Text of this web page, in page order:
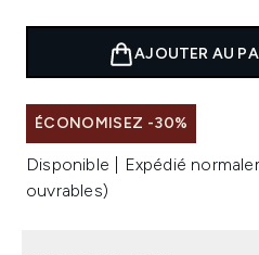
AJOUTER AU
ÉCONOMISEZ -30%
Disponible | Expédié
ouvrables)